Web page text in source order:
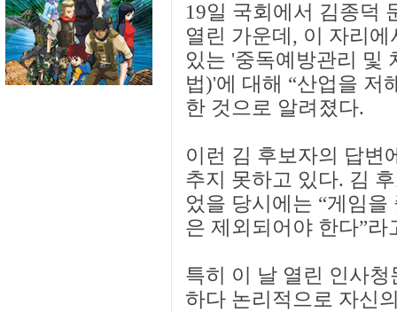
19일 국회에서 김종덕
열린 가운데, 이 자리
있는 '중독예방관리 및
법)'에 대해 “산업을 저
한 것으로 알려졌다.
이런 김 후보자의 답변
추지 못하고 있다. 김
었을 당시에는 “게임
은 제외되어야 한다”
특히 이 날 열린 인사
하다 논리적으로 자신